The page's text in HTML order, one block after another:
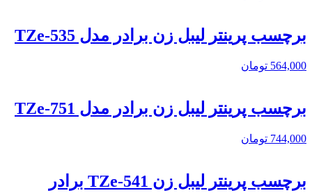
برچسب پرینتر لیبل زن برادر مدل TZe-535
564,000 تومان
برچسب پرینتر لیبل زن برادر مدل TZe-751
744,000 تومان
برچسب پرینتر لیبل زن TZe-541 برادر